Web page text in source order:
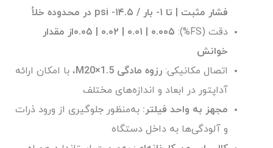
فشار مثبت | تا ‎۱- بار / ۱۴.۵- psi در محدوده خلأ
دقت (FS%):
۰.۰۵ | ۰.۰۲ | ۰.۰۱ | ۰.۰۰۵از مقدار
خوانش
اتصال مکانیکی: رزوه مادگی M20×1.5
، با امکان ارائه
آداپتور در ابعاد و اندازه‌های مختلف
مجهز به واحد فیلتر: به‌منظور جلوگیری از ورود ذرات
و آلودگی‌ها به داخل دستگاه